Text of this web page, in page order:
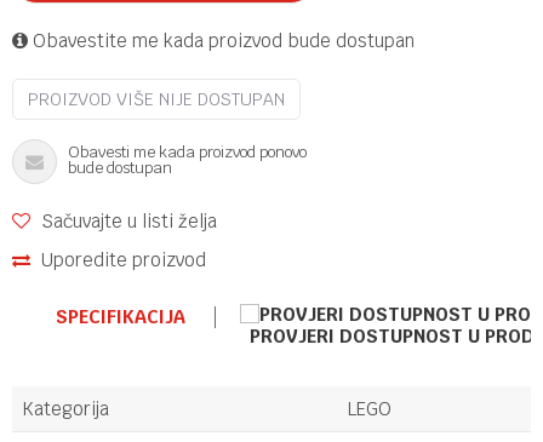
Obavestite me kada proizvod bude dostupan
PROIZVOD VIŠE NIJE DOSTUPAN
Obavesti me kada proizvod ponovo
bude dostupan
Sačuvajte u listi želja
Uporedite proizvod
SPECIFIKACIJA
PROVJERI DOSTUPNOST U
Kategorija
LEGO